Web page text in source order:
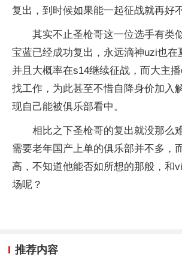
复出，到时候如果能一起征战就再好
其实不止圣枪哥这一位选手有类
宝蓝已经成功复出，永远滴神uzi也在
并且大概率在s14继续征战，而大主
找工作，为此甚至不惜自降身价加入
现自己能被俱乐部看中。
相比之下圣枪哥的复出就没那么
需要老年国产上单的俱乐部并不多，
高，不知道他能否如所想的那般，和
场呢？
推荐内容